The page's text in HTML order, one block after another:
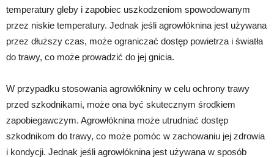
temperatury gleby i zapobiec uszkodzeniom spowodowanym
przez niskie temperatury. Jednak jeśli agrowłóknina jest używana
przez dłuższy czas, może ograniczać dostęp powietrza i światła
do trawy, co może prowadzić do jej gnicia.
W przypadku stosowania agrowłókniny w celu ochrony trawy
przed szkodnikami, może ona być skutecznym środkiem
zapobiegawczym. Agrowłóknina może utrudniać dostęp
szkodnikom do trawy, co może pomóc w zachowaniu jej zdrowia
i kondycji. Jednak jeśli agrowłóknina jest używana w sposób